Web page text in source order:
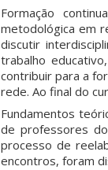
Formação
metodológica em
discutir
trabalho
contribuir para a
rede. Ao final do
Fundamentos
de professores
processo de
encontros, foram